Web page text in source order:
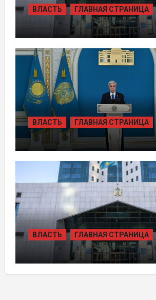
ВЛАСТЬ ГЛАВНАЯ СТРАНИЦА
ЖАМБЫЛЬСКОЙ ОБЛАСТИ
ТЫСЯЧ ЖИТЕЛЕЙ
ГАЗОМ ЗА СЧЁТ
АКТИВОВ
ВЛАСТЬ ГЛАВНАЯ СТРАНИЦА
ТОКАЕВ ДАЛ СТАРТ
СТРОИТЕЛЬСТВУ
КРУПНЫХ
ВЛАСТЬ ГЛАВНАЯ СТРАНИЦА
В КАЗАХСТАНЕ
РАЗВИТИЯ